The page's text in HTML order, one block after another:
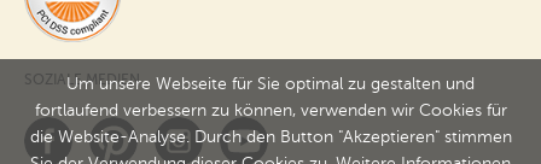
Um unsere Webseite für Sie optimal zu gestalten und
fortlaufend verbessern zu können, verwenden wir Cookies für
die Website-Analyse. Durch den Button "Akzeptieren" stimmen
SOZIALE MEDIEN